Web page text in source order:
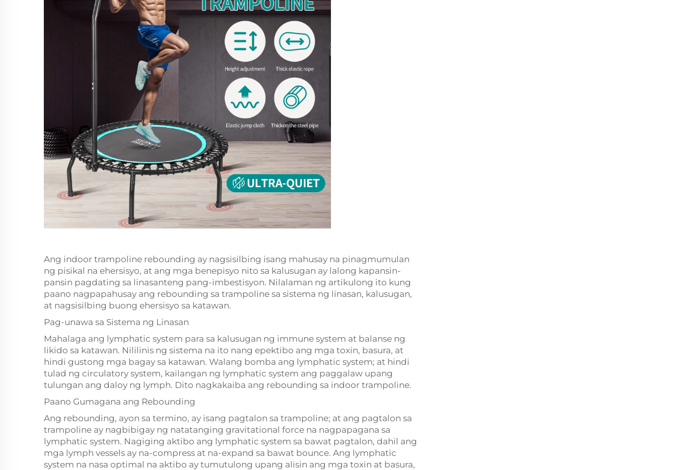
Ang indoor trampoline rebounding ay nagsisilbing isang mahusay na pinagmumulan
ng pisikal na ehersisyo, at ang mga benepisyo nito sa kalusugan ay lalong kapansin-
pansin pagdating sa linasanteng pang-imbestisyon. Nilalaman ng artikulong ito kung
paano nagpapahusay ang rebounding sa trampoline sa sistema ng linasan, kalusugan,
at nagsisilbing buong ehersisyo sa katawan.
Pag-unawa sa Sistema ng Linasan
Mahalaga ang lymphatic system para sa kalusugan ng immune system at balanse ng
likido sa katawan. Nililinis ng sistema na ito nang epektibo ang mga toxin, basura, at
hindi gustong mga bagay sa katawan. Walang bomba ang lymphatic system; at hindi
tulad ng circulatory system, kailangan ng lymphatic system ang paggalaw upang
tulungan ang daloy ng lymph. Dito nagkakaiba ang rebounding sa indoor trampoline.
Paano Gumagana ang Rebounding
Ang rebounding, ayon sa termino, ay isang pagtalon sa trampoline; at ang pagtalon sa
trampoline ay nagbibigay ng natatanging gravitational force na nagpapagana sa
lymphatic system. Nagiging aktibo ang lymphatic system sa bawat pagtalon, dahil ang
mga lymph vessels ay na-compress at na-expand sa bawat bounce. Ang lymphatic
system na nasa optimal na aktibo ay tumutulong upang alisin ang mga toxin at basura,